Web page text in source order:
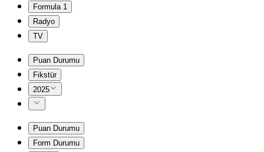
Formula 1
Radyo
TV
Puan Durumu
Fikstür
2025
Puan Durumu
Form Durumu